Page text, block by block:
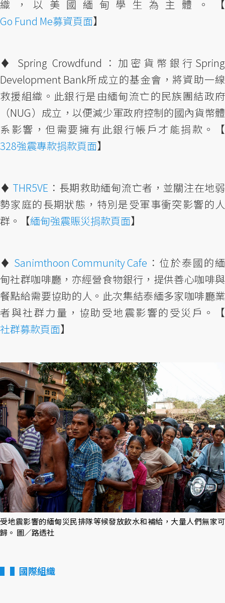
織，以美國緬甸學生為主體。【
Go Fund Me募資頁面】
♦︎ Spring Crowdfund：加密貨幣銀行Spring
Development Bank所成立的基金會，將資助一線
救援組織。此銀行是由緬甸流亡的民族團結政府
（NUG）成立，以便減少軍政府控制的國內貨幣體
系影響，但需要擁有此銀行帳戶才能捐款。【
328強震專款捐款頁面】
♦︎ THR5VE ：長期救助緬甸流亡者，並關注在地弱
勢家庭的長期狀態，特別是受軍事衝突影響的人
群。【緬甸強震賑災捐款頁面】
♦︎ Sanimthoon Community Cafe ：位於泰國的緬
甸社群咖啡廳，亦經營食物銀行，提供善心咖啡與
餐點給需要協助的人。此次集結泰緬多家咖啡廳業
者與社群力量，協助受地震影響的受災戶。【
社群募款頁面】
受地震影響的緬甸災民排隊等候發放飲水和補給，大量人們無家可
歸。 圖／路透社
▌國際組織